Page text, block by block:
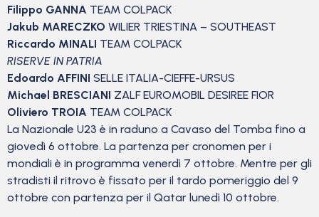
Filippo GANNA TEAM COLPACK
Jakub MARECZKO WILIER TRIESTINA – SOUTHEAST
Riccardo MINALI TEAM COLPACK
RISERVE IN PATRIA
Edoardo AFFINI SELLE ITALIA-CIEFFE-URSUS
Michael BRESCIANI ZALF EUROMOBIL DESIREE FIOR
Oliviero TROIA TEAM COLPACK
La Nazionale U23 è in raduno a Cavaso del Tomba fino a
giovedì 6 ottobre. La partenza per cronomen per i
mondiali è in programma venerdì 7 ottobre. Mentre per gli
stradisti il ritrovo è fissato per il tardo pomeriggio del 9
ottobre con partenza per il Qatar lunedì 10 ottobre.